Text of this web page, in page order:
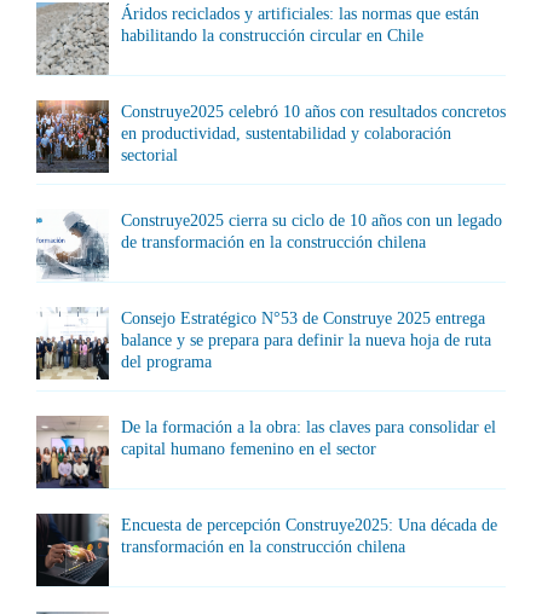
Áridos reciclados y artificiales: las normas que están
habilitando la construcción circular en Chile
Construye2025 celebró 10 años con resultados concretos
en productividad, sustentabilidad y colaboración
sectorial
Construye2025 cierra su ciclo de 10 años con un legado
de transformación en la construcción chilena
Consejo Estratégico N°53 de Construye 2025 entrega
balance y se prepara para definir la nueva hoja de ruta
del programa
De la formación a la obra: las claves para consolidar el
capital humano femenino en el sector
Encuesta de percepción Construye2025: Una década de
transformación en la construcción chilena